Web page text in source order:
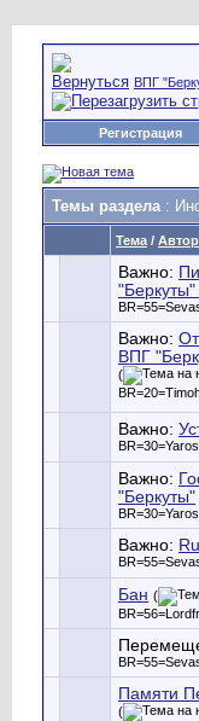
ВПГ
Регистрация
Темы раздела:
Тема / Автор
Важно:
Важно:
ВПГ
(
Важно:
Важно:
"Беркуты"
Важно:
Бан (
Памяти
(